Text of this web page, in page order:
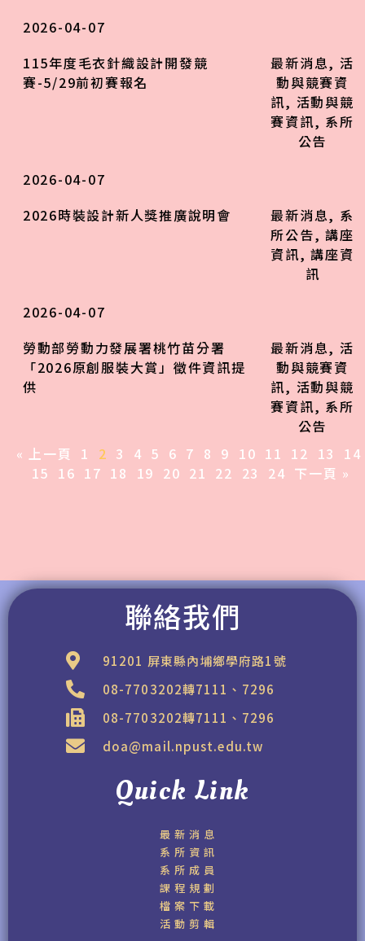
2026-04-07
115年度毛衣針織設計開發競
賽-5/29前初賽報名
最新消息, 活
動與競賽資
訊, 活動與競
賽資訊, 系所
公告
2026-04-07
2026時裝設計新人獎推廣說明會
最新消息, 系
所公告,講座
資訊,講座資
訊
2026-04-07
勞動部勞動力發展署桃竹苗分署
「2026原創服裝大賞」徵件資訊提
供
最新消息, 活
動與競賽資
訊, 活動與競
賽資訊, 系所
公告
« 上一頁
1 2 3 4 5 6 7 8 9 10 11 12 13
14
15 16 17 18 19 20 21 22 23 24 下一頁 »
聯絡我們
91201 屏東縣內埔鄉學府路1號
08-7703202轉7111、7296
08-7703202轉7111、7296
doa@mail.npust.edu.tw
Quick Link
最新消息
系所資訊
系所成員
課程規劃
檔案下載
活動剪輯